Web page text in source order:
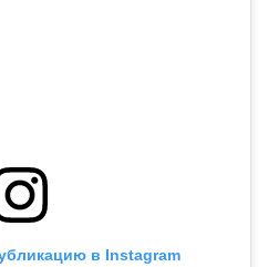
в Instagram